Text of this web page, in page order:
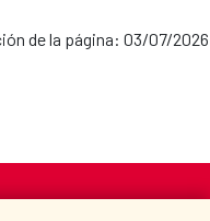
de la página: 03/07/2026